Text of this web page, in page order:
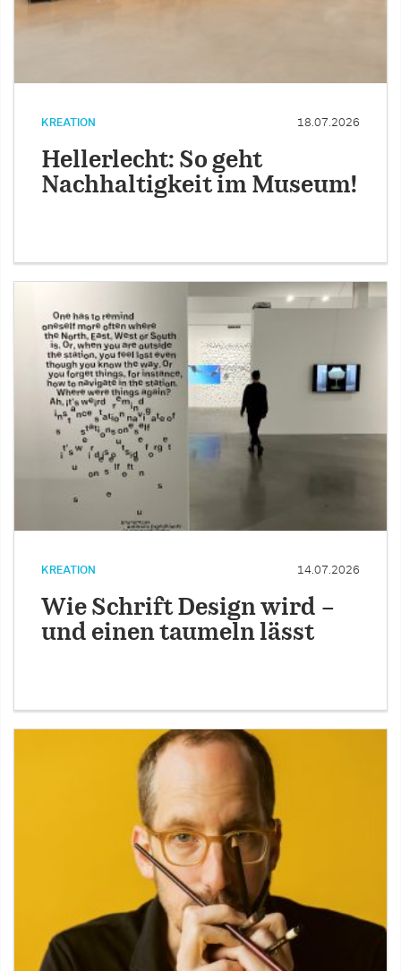
KREATION 18.07.2026
Hellerlecht: So geht
Nachhaltigkeit im Museum!
KREATION 14.07.2026
Wie Schrift Design wird –
und einen taumeln lässt